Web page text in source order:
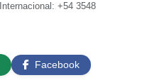
+54 3548
Facebook